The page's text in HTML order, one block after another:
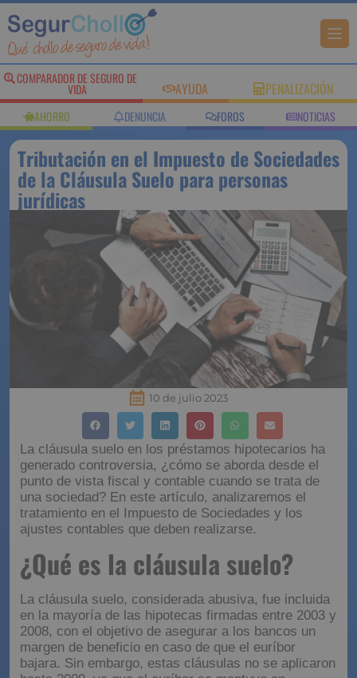
COMPARADOR DE SEGURO DE
VIDA AYUDA PENALIZACIÓN
AHORRO DENUNCIA FOROS NOTICIAS
Tributación en el Impuesto de Sociedades
de la Cláusula Suelo para personas
jurídicas
10 de julio 2023
La cláusula suelo en los préstamos hipotecarios ha
generado controversia, ¿cómo se aborda desde el
punto de vista fiscal y contable cuando se trata de
una sociedad? En este artículo, analizaremos el
tratamiento en el Impuesto de Sociedades y los
ajustes contables que deben realizarse.
¿Qué es la cláusula suelo?
La cláusula suelo, considerada abusiva, fue incluida
en la mayoría de las hipotecas firmadas entre 2003 y
2008, con el objetivo de asegurar a los bancos un
margen de beneficio en caso de que el euríbor
bajara. Sin embargo, estas cláusulas no se aplicaron